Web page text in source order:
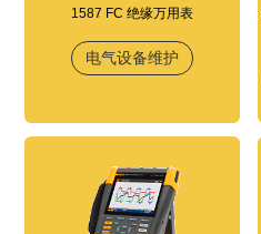
1587 FC 绝缘万用表
电气设备维护